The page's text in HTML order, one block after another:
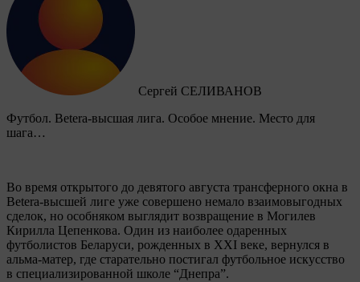
Сергей СЕЛИВАНОВ
Футбол. Betera-высшая лига. Особое мнение. Место для
шага…
Во время открытого до девятого августа трансферного окна в
Betera-высшей лиге уже совершено немало взаимовыгодных
сделок, но особняком выглядит возвращение в Могилев
Кирилла Цепенкова. Один из наиболее одаренных
футболистов Беларуси, рожденных в XXI веке, вернулся в
альма-матер, где старательно постигал футбольное искусство
в специализированной школе “Днепра”.